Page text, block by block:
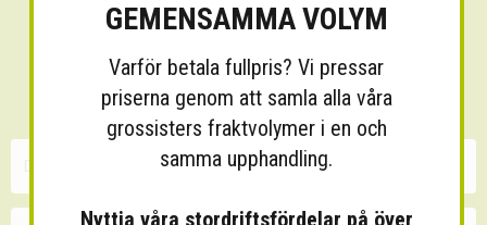
Sänk dina fraktkostnader!
30 minuters kostnadsfri konsultation
GEMENSAMMA VOLYM
Varför betala fullpris? Vi pressar
priserna genom att samla alla våra
grossisters fraktvolymer i en och
samma upphandling.
Nyttja våra stordriftsfördelar på över